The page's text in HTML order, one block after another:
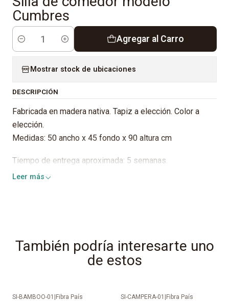
Cumbres
Cantidad
Agregar al Carro
Mostrar stock de ubicaciones
DESCRIPCIÓN
Fabricada en madera nativa. Tapiz a elección. Color a
elección.
Medidas: 50 ancho x 45 fondo x 90 altura cm
Tiempo de entrega aproximada: 5 semanas.
Leer más
También podría interesarte uno
de estos
SI-BAMBOO-01 Fibra País SI-CAMPERA-01 Fibra País